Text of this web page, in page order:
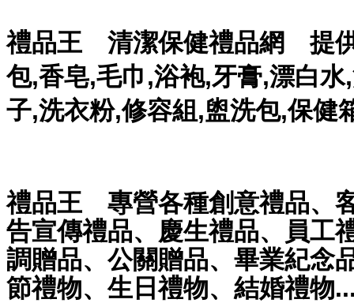
禮品王　清潔保健禮品網　提
包,香皂,毛巾,浴袍,牙膏,漂白
子,洗衣粉,修容組,盥洗包,保健
禮品王　專營各種創意禮品、
告宣傳禮品、慶生禮品、員工
調贈品、公關贈品、畢業紀念
節禮物、生日禮物、結婚禮物